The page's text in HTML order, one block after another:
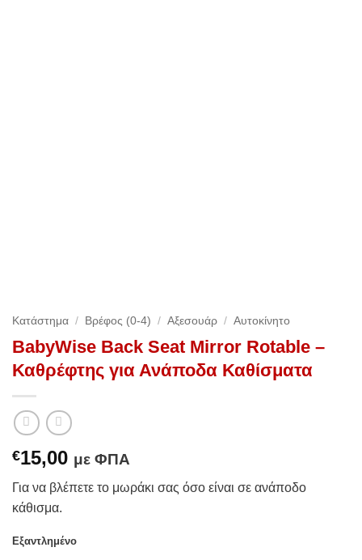
Κατάστημα / Βρέφος (0-4) / Αξεσουάρ / Αυτοκίνητο
BabyWise Back Seat Mirror Rotable –
Καθρέφτης για Ανάποδα Καθίσματα
€15,00 με ΦΠΑ
Για να βλέπετε το μωράκι σας όσο είναι σε ανάποδο
κάθισμα.
Εξαντλημένο